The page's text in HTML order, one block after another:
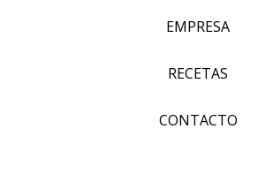
EMPRESA
RECETAS
CONTACTO